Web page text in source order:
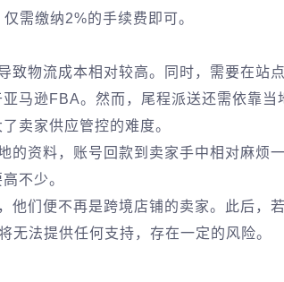
需缴纳2%的手续费即可。
致物流成本相对较高。同时，需要在站
马逊FBA。然而，尾程派送还需依靠当
卖家供应管控的难度。
的资料，账号回款到卖家手中相对麻烦
不少。
他们便不再是跨境店铺的卖家。此后，
无法提供任何支持，存在一定的风险。